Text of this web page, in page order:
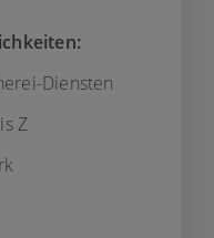
Diensten
Z